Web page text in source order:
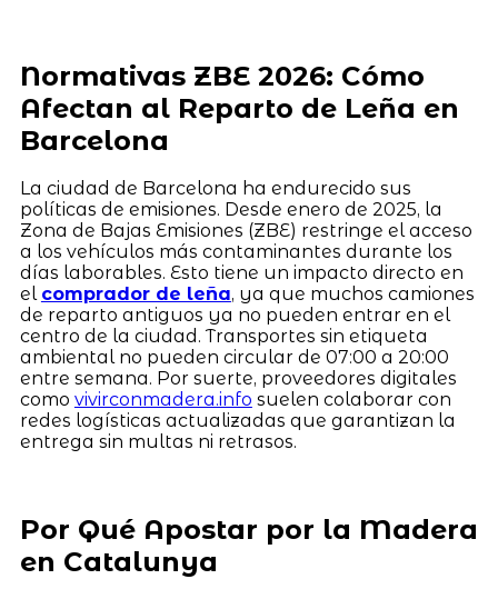
Normativas ZBE 2026: Cómo
Afectan al Reparto de Leña en
Barcelona
La ciudad de Barcelona ha endurecido sus
políticas de emisiones. Desde enero de 2025, la
Zona de Bajas Emisiones (ZBE) restringe el acceso
a los vehículos más contaminantes durante los
días laborables. Esto tiene un impacto directo en
el comprador de leña, ya que muchos camiones
de reparto antiguos ya no pueden entrar en el
centro de la ciudad. Transportes sin etiqueta
ambiental no pueden circular de 07:00 a 20:00
entre semana. Por suerte, proveedores digitales
como vivirconmadera.info suelen colaborar con
redes logísticas actualizadas que garantizan la
entrega sin multas ni retrasos.
Por Qué Apostar por la Madera
en Catalunya